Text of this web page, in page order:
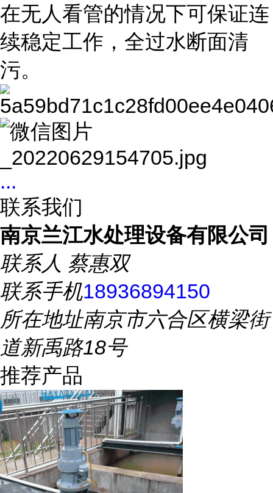
在无人看管的情况下可保证连
续稳定工作，全过水断面清
污。
...
联系我们
南京兰江水处理设备有限公司
联系人 蔡惠双
联系手机18936894150
所在地址南京市六合区横梁街
道新禹路18号
推荐产品